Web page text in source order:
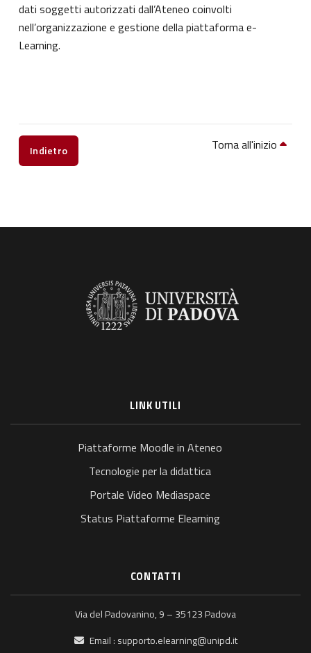
dati soggetti autorizzati dall’Ateneo coinvolti
nell’organizzazione e gestione della piattaforma e-
Learning.
Indietro Torna all'inizio
LINK UTILI
Piattaforme Moodle in Ateneo
Tecnologie per la didattica
Portale Video Mediaspace
Status Piattaforme Elearning
CONTATTI
Via del Padovanino, 9 – 35123 Padova
Email : supporto.elearning@unipd.it